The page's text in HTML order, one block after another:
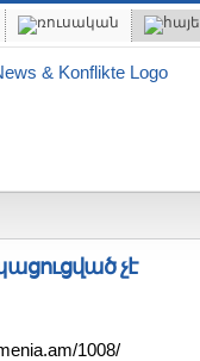
չէ
1008/